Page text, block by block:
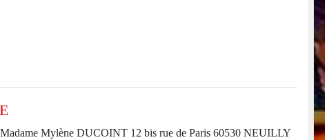
Mylène DUCOINT 12 bis rue de Paris 60530 NEUILLY